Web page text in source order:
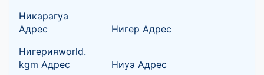
Никарагуа
Адрес
Нигер Адрес
Нигерияworld.
kgm Адрес
Ниуэ Адрес